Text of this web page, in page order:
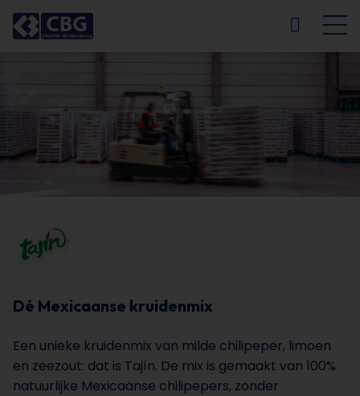
EN DE
Dé Mexicaanse kruidenmix
Een unieke kruidenmix van milde chilipeper, limoen
en zeezout: dat is Tajín. De mix is gemaakt van 100%
natuurlijke Mexicaanse chilipepers, zonder